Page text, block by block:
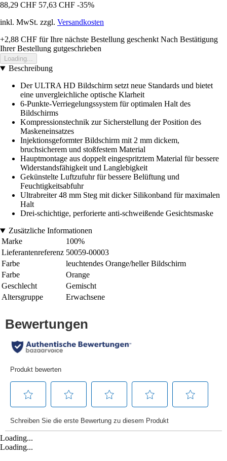
88,29 CHF 57,63 CHF -35%
inkl. MwSt. zzgl. Versandkosten
+2,88 CHF für Ihre nächste Bestellung geschenkt Nach Bestätigung
Ihrer Bestellung gutgeschrieben
Loading...
Beschreibung
Der ULTRA HD Bildschirm setzt neue Standards und bietet
eine unvergleichliche optische Klarheit
6-Punkte-Verriegelungssystem für optimalen Halt des
Bildschirms
Kompressionstechnik zur Sicherstellung der Position des
Maskeneinsatzes
Injektionsgeformter Bildschirm mit 2 mm dickem,
bruchsicherem und stoßfestem Material
Hauptmontage aus doppelt eingespritztem Material für bessere
Widerstandsfähigkeit und Langlebigkeit
Gekünstelte Luftzufuhr für bessere Belüftung und
Feuchtigkeitsabfuhr
Ultrabreiter 48 mm Steg mit dicker Silikonband für maximalen
Halt
Drei-schichtige, perforierte anti-schweißende Gesichtsmaske
Zusätzliche Informationen
Marke
100%
Lieferantenreferenz 50059-00003
Farbe
leuchtendes Orange/heller Bildschirm
Farbe
Orange
Geschlecht
Gemischt
Altersgruppe
Erwachsene
Loading...
Loading...